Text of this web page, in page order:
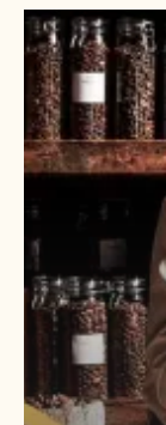
FAIRE
UN
MEILLEUR
CHOCOLAT.